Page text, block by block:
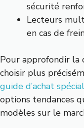
sécurité
Lecteurs
en cas de
Pour approfondir la
choisir plus
guide d’achat
options tendances
modèles sur le